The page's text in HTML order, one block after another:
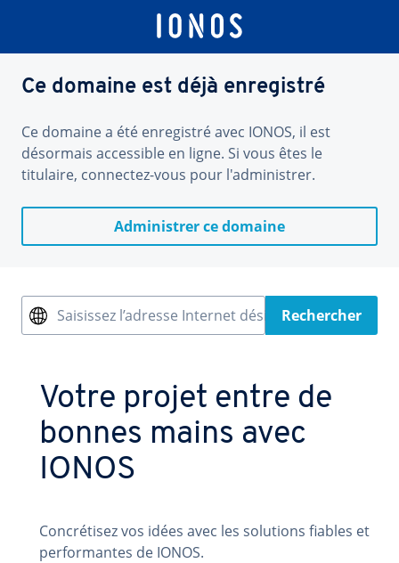
Ce domaine est déjà enregistré
Ce domaine a été enregistré avec IONOS, il est
désormais accessible en ligne. Si vous êtes le
titulaire, connectez-vous pour l'administrer.
Administrer ce domaine
Saisissez l’adresse Internet désiréeRechercher
Votre projet entre de
bonnes mains avec
IONOS
Concrétisez vos idées avec les solutions fiables et
performantes de IONOS.